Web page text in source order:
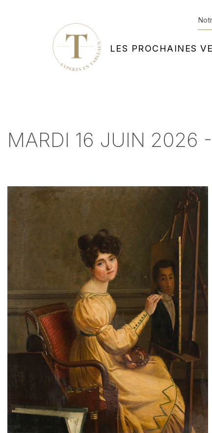
LES PROCHAINES
MARDI 16 JUIN 2026